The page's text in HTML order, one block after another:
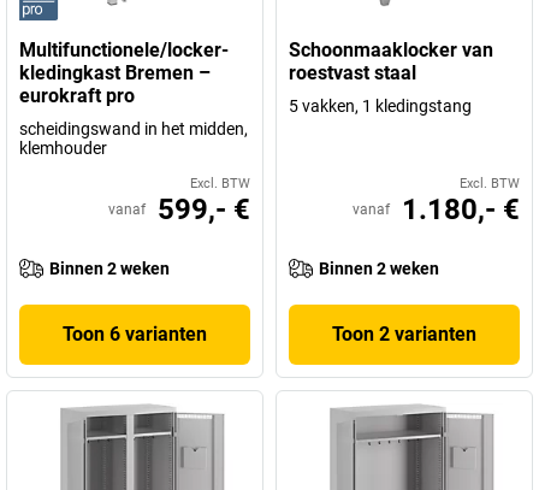
Multifunctionele/locker-
kledingkast Bremen –
eurokraft pro
scheidingswand in het midden,
klemhouder
Excl. BTW
vanaf 599,- €
Binnen 2 weken
Toon 6 varianten
Schoonmaaklocker van
roestvast staal
5 vakken, 1 kledingstang
Excl. BTW
vanaf 1.180,- €
Binnen 2 weken
Toon 2 varianten